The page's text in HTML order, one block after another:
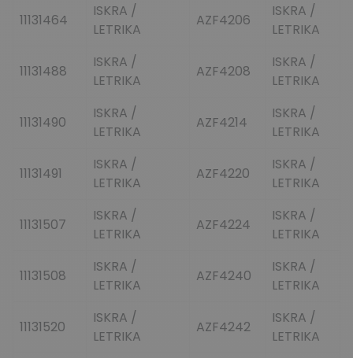
11131464
ISKRA /
LETRIKA
AZF4206
ISKRA /
LETRIKA
11131488
ISKRA /
LETRIKA
AZF4208
ISKRA /
LETRIKA
11131490
ISKRA /
LETRIKA
AZF4214
ISKRA /
LETRIKA
11131491
ISKRA /
LETRIKA
AZF4220
ISKRA /
LETRIKA
11131507
ISKRA /
LETRIKA
AZF4224
ISKRA /
LETRIKA
11131508
ISKRA /
LETRIKA
AZF4240
ISKRA /
LETRIKA
11131520
ISKRA /
LETRIKA
AZF4242
ISKRA /
LETRIKA